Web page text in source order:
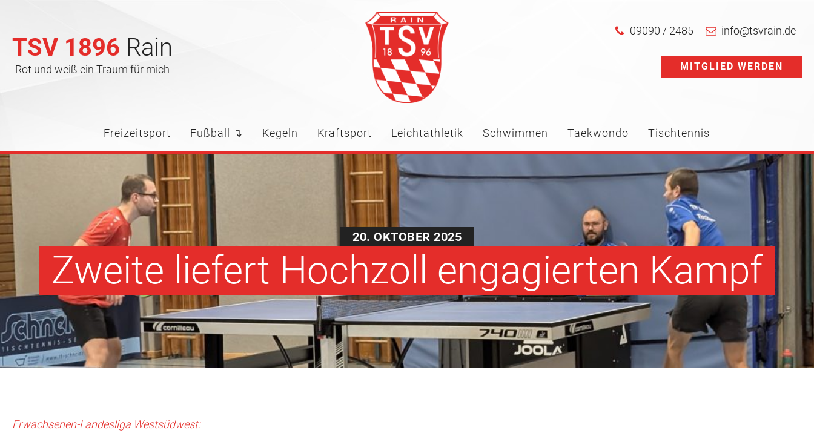
TSV 1896 Rain
Rot und weiß ein Traum für mich
09090 / 2485 info@tsvrain.de
MITGLIED WERDEN
Freizeitsport Fußball ↴ Kegeln Kraftsport Leichtathletik Schwimmen Taekwondo Tischtennis
20. OKTOBER 2025
Zweite liefert Hochzoll engagierten Kampf
Erwachsenen-Landesliga Westsüdwest: